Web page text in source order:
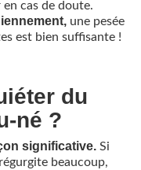
cas de doute.
une pesée
est bien suffisante !
du
né ?
significative. Si
beaucoup,